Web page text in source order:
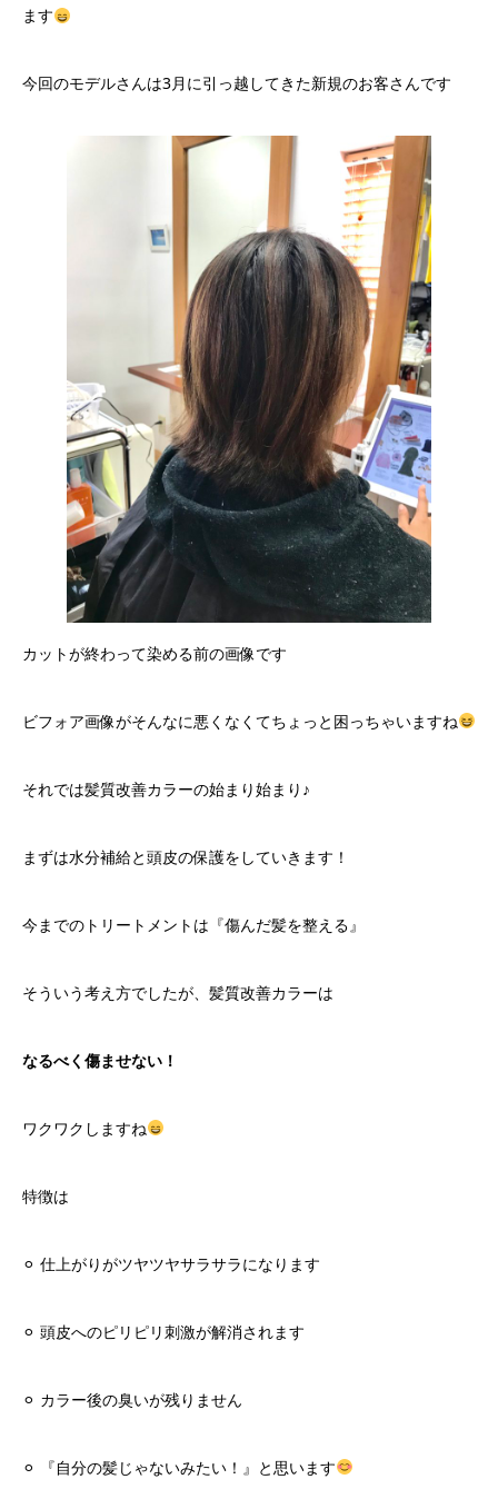
ます
今回のモデルさんは3月に引っ越してきた新規のお客さんです
カットが終わって染める前の画像です
ビフォア画像がそんなに悪くなくてちょっと困っちゃいますね
それでは髪質改善カラーの始まり始まり♪
まずは水分補給と頭皮の保護をしていきます！
今までのトリートメントは『傷んだ髪を整える』
そういう考え方でしたが、髪質改善カラーは
なるべく傷ませない！
ワクワクしますね
特徴は
⚪︎ 仕上がりがツヤツヤサラサラになります
⚪︎ 頭皮へのピリピリ刺激が解消されます
⚪︎ カラー後の臭いが残りません
⚪︎ 『自分の髪じゃないみたい！』と思います